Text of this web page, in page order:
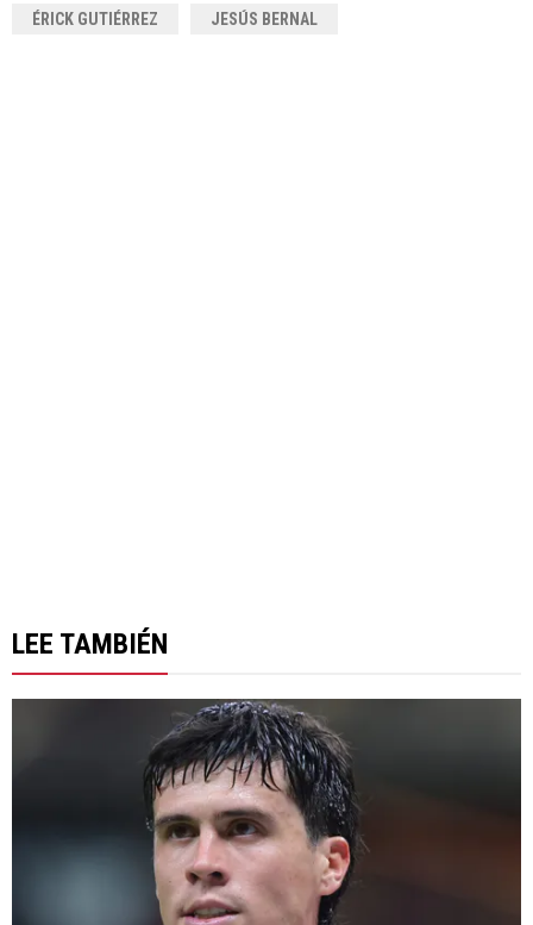
ÉRICK GUTIÉRREZ JESÚS BERNAL
LEE TAMBIÉN